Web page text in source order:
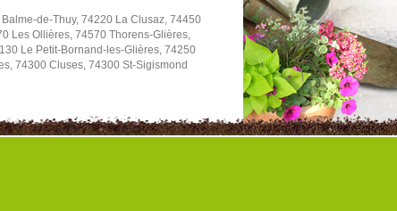
de-Thuy, 74220 La Clusaz, 74450
Les Ollières, 74570 Thorens-Glières,
Le Petit-Bornand-les-Glières, 74250
74300 Cluses, 74300 St-Sigismond